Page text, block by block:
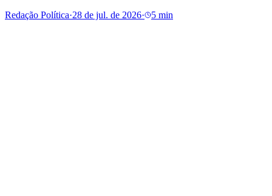
Redação Política·28 de jul. de 2026· 5 min